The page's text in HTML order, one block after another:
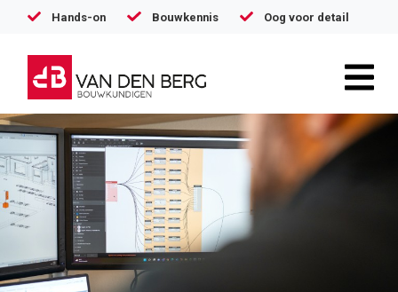
Hands-on Bouwkennis Oog voor detail